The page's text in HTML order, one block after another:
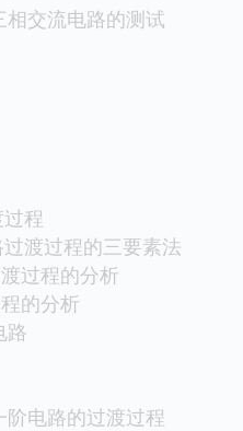
交流电路的测试
程
渡过程的三要素法
过程的分析
的分析
路
电路的过渡过程